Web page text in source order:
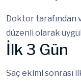
Doktor tarafından
düzenli olarak
İlk 3 Gün
Saç ekimi sonrası